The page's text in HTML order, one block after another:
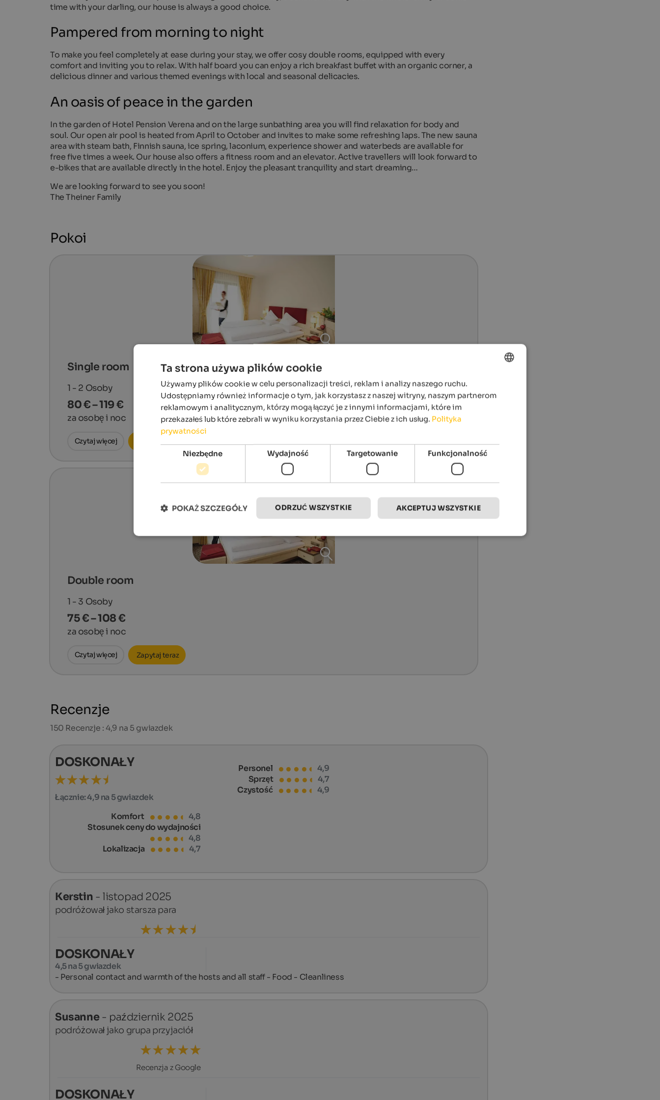
time with your darling, our house is always a good choice.
Pampered from morning to night
To make you feel completely at ease during your stay, we offer cosy double rooms, equipped with every
comfort and inviting you to relax. With half board you can enjoy a rich breakfast buffet with an organic corner, a
delicious dinner and various themed evenings with local and seasonal delicacies.
An oasis of peace in the garden
In the garden of Hotel Pension Verena and on the large sunbathing area you will find relaxation for body and
soul. Our open air pool is heated from April to October and invites to make some refreshing laps. The new sauna
area with steam bath, Finnish sauna, ice spring, laconium, experience shower and waterbeds are available for
free five times a week. Our house also offers a fitness room and an elevator. Active travellers will look forward to
e-bikes that are available directly in the hotel. Enjoy the pleasant tranquility and start dreaming…
We are looking forward to see you soon!
The Theiner Family
Pokoi
Single room
1 - 2 Osoby
80 € – 119 €
za osobę i noc
Czytaj więcej
Double room
1 - 3 Osoby
75 € – 108 €
za osobę i noc
Czytaj więcej Zapytaj teraz
Recenzje
150 Recenzje : 4,9 na 5 gwiazdek
DOSKONAŁY
Łącznie:4,9 na 5 gwiazdek
Personel
4,9
Sprzęt
4,7
Czystość
4,9
Komfort
4,8
Stosunek ceny do wydajności
4,8
Lokalizacja
4,7
Kerstin - listopad 2025
podróżował jako starsza para
DOSKONAŁY
4,5 na 5 gwiazdek
- Personal contact and warmth of the hosts and all staff - Food - Cleanliness
Susanne- październik 2025
podróżował jako grupa przyjaciół
Recenzja z Google
DOSKONAŁY
POLISH
Ta strona używa plików cookie
Używamy plików cookie w celu personalizacji treści, reklam i analizy naszego ruchu.
Udostępniamy również informacje o tym, jak korzystasz z naszej witryny, naszym partnerom
reklamowym i analitycznym, którzy mogą łączyć je z innymi informacjami, które im
przekazałeś lub które zebrali w wyniku korzystania przez Ciebie z ich usług. Polityka
prywatności
Niezbędne Wydajność Targetowanie Funkcjonalność
AKCEPTUJ WSZYSTKIE
ODRZUĆ WSZYSTKIE
POKAŻ SZCZEGÓŁY